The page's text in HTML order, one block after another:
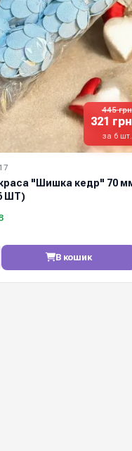
445 грн
321 грн
за 6 шт.
"Шишка кедр" 70
ШТ)
В кошик